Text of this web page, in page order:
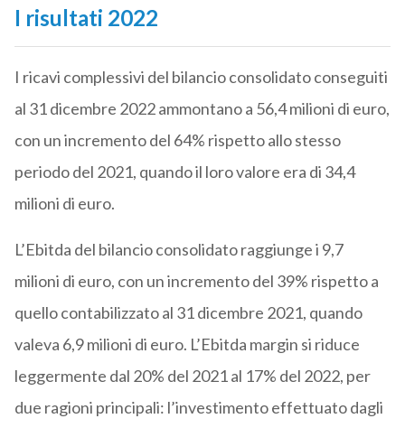
I risultati 2022
I ricavi complessivi del bilancio consolidato conseguiti
al 31 dicembre 2022 ammontano a 56,4 milioni di euro,
con un incremento del 64% rispetto allo stesso
periodo del 2021, quando il loro valore era di 34,4
milioni di euro.
L’Ebitda del bilancio consolidato raggiunge i 9,7
milioni di euro, con un incremento del 39% rispetto a
quello contabilizzato al 31 dicembre 2021, quando
valeva 6,9 milioni di euro. L’Ebitda margin si riduce
leggermente dal 20% del 2021 al 17% del 2022, per
due ragioni principali: l’investimento effettuato dagli